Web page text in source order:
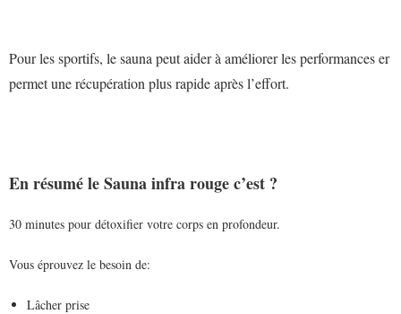
Pour les sportifs, le sauna peut aider à améliorer les performances er
permet une récupération plus rapide après l’effort.
En résumé le Sauna infra rouge c’est ?
30 minutes pour détoxifier votre corps en profondeur.
Vous éprouvez le besoin de:
Lâcher prise